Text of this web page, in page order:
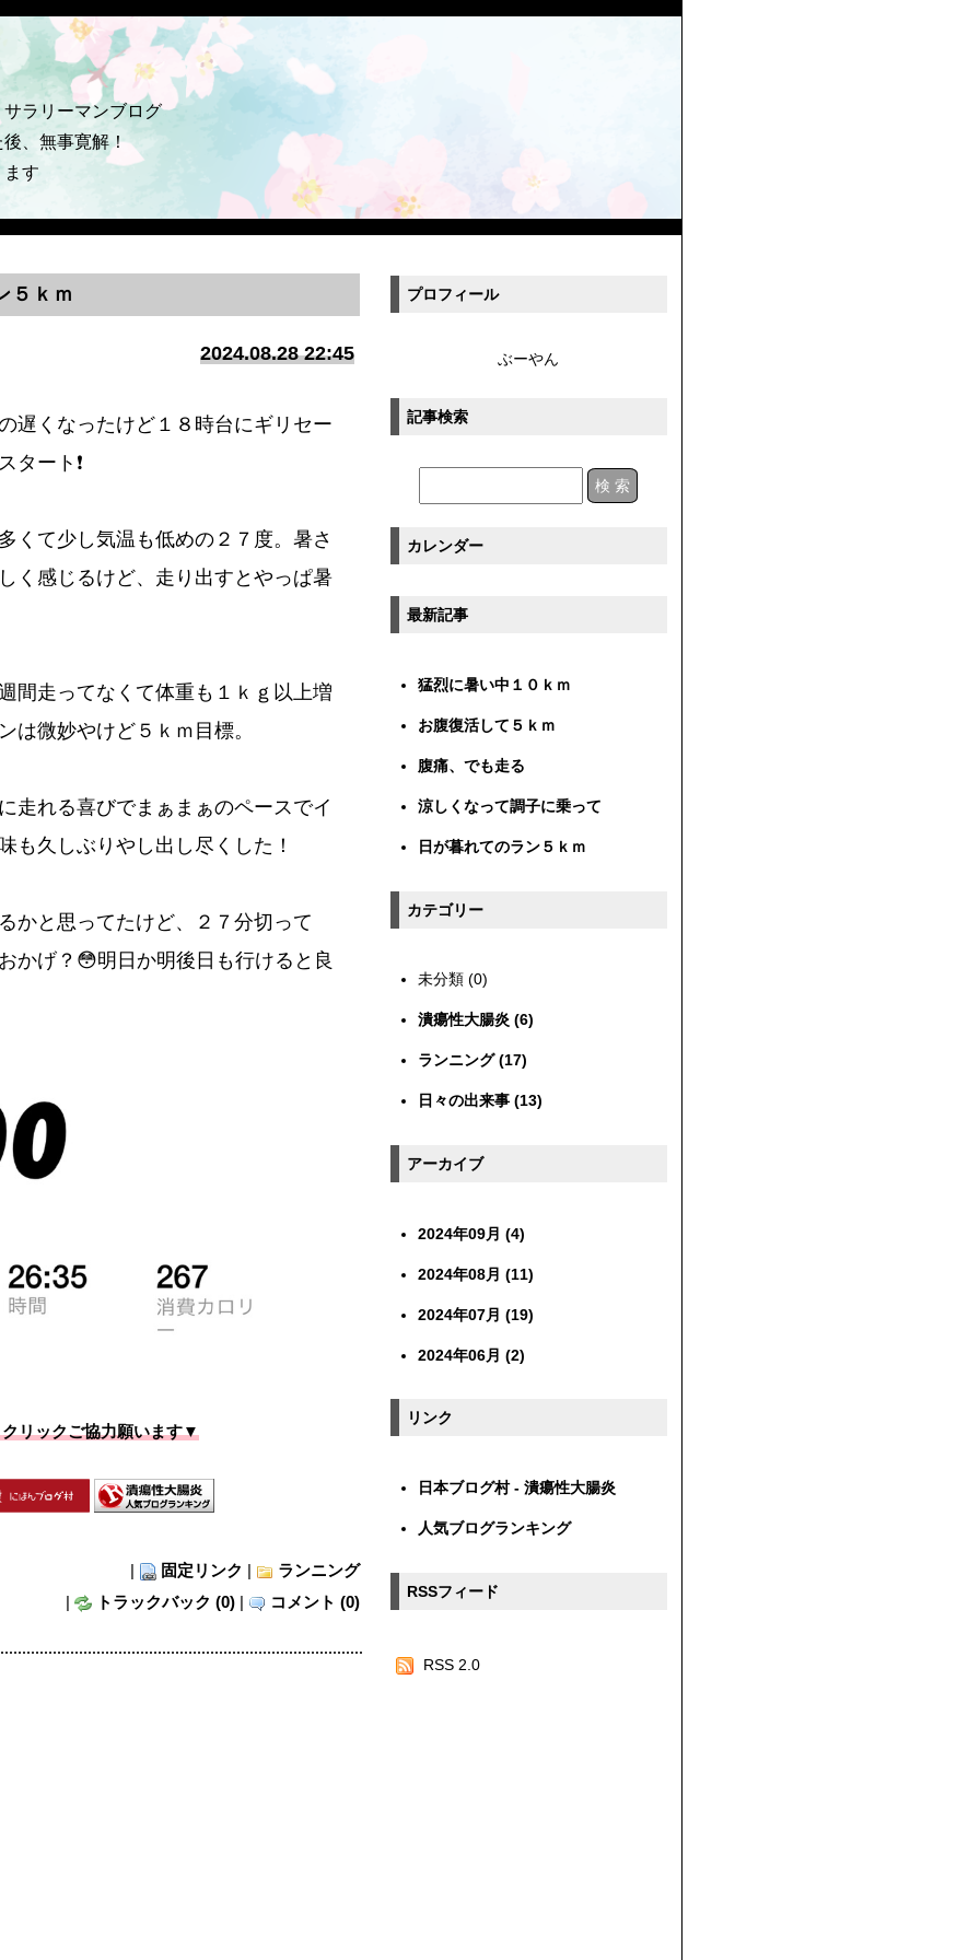
ラリーマンブログ
、無事寛解！
す
５ｋｍ
2024.08.28 22:45
遅くなったけど１８時台にギリセー
タート❗️
くて少し気温も低めの２７度。暑さ
く感じるけど、走り出すとやっぱ暑
間走ってなくて体重も１ｋｇ以上増
は微妙やけど５ｋｍ目標。
走れる喜びでまぁまぁのペースでイ
も久しぶりやし出し尽くした！
かと思ってたけど、２７分切って
かげ？😳明日か明後日も行けると良
リックご協力願います▼
| 固定リンク |
ランニング
|
トラックバック (0) | コメント (0)
プロフィール
ぶーやん
記事検索
カレンダー
最新記事
猛烈に暑い中１０ｋｍ
お腹復活して５ｋｍ
腹痛、でも走る
涼しくなって調子に乗って
日が暮れてのラン５ｋｍ
カテゴリー
未分類 (0)
潰瘍性大腸炎 (6)
ランニング (17)
日々の出来事 (13)
アーカイブ
2024年09月 (4)
2024年08月 (11)
2024年07月 (19)
2024年06月 (2)
リンク
日本ブログ村 - 潰瘍性大腸炎
人気ブログランキング
RSSフィード
RSS 2.0